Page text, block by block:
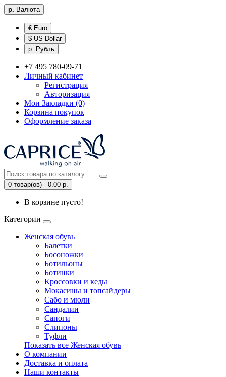
р. Валюта
€ Euro
$ US Dollar
р. Рубль
+7 495 780-09-71
Личный кабинет
Регистрация
Авторизация
Мои Закладки (0)
Корзина покупок
Оформление заказа
0 товар(ов) - 0.00 р.
В корзине пусто!
Категории
Женская обувь
Балетки
Босоножки
Ботильоны
Ботинки
Кроссовки и кеды
Мокасины и топсайдеры
Сабо и мюли
Сандалии
Сапоги
Слипоны
Туфли
Показать все Женская обувь
О компании
Доставка и оплата
Наши контакты